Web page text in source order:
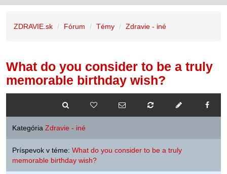
ZDRAVIE.sk Fórum Témy Zdravie - iné
What do you consider to be a truly
memorable birthday wish?
Kategória Zdravie - iné
Príspevok v téme: What do you consider to be a truly
memorable birthday wish?